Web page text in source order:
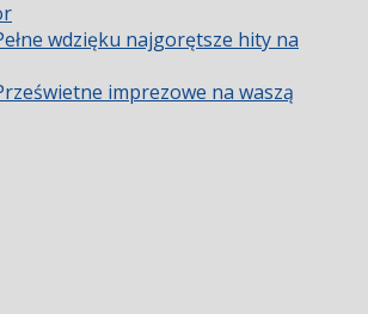
wdzięku najgorętsze hity na
imprezowe na waszą